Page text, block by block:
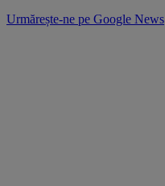
Urmărește-ne pe Google News